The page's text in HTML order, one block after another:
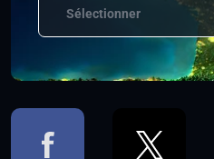
Sélectionner